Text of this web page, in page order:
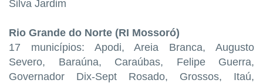
Silva Jardim
Rio Grande do Norte (RI Mossoró)
17 municípios: Apodi, Areia Branca, Augusto
Severo, Baraúna, Caraúbas, Felipe Guerra,
Governador Dix-Sept Rosado, Grossos, Itaú,